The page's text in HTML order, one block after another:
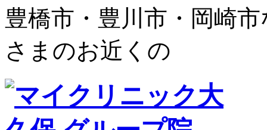
豊橋市・豊川市・岡崎
さまのお近くの